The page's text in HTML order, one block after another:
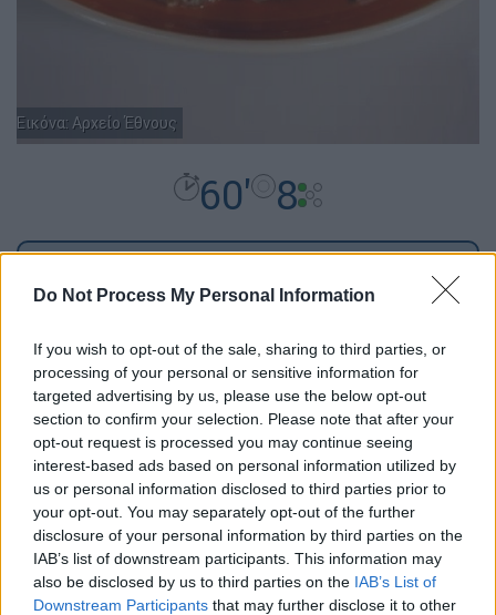
Do Not Process My Personal Information
If you wish to opt-out of the sale, sharing to third parties, or
processing of your personal or sensitive information for
targeted advertising by us, please use the below opt-out
section to confirm your selection. Please note that after your
opt-out request is processed you may continue seeing
interest-based ads based on personal information utilized by
us or personal information disclosed to third parties prior to
your opt-out. You may separately opt-out of the further
disclosure of your personal information by third parties on the
IAB’s list of downstream participants. This information may
also be disclosed by us to third parties on the IAB’s List of
Downstream Participants that may further disclose it to other
Εικόνα: Αρχείο Έθνους
60' 8
Υλικά
2 αρνίσιες συκωταριές με την
μπόλια τους
500 γρ. φρέσκα κρεμμυδάκια
3 κουταλιές του γλυκού πολτός
σκόρδου με ελαιόλαδο
1 ματσάκι άνηθος ψιλοκομμένος
4 κουταλιές της σούπας
ψιλοκομμένος φρέσκος δυόσμος
400 γρ. ρύζι τύπου καρολίνα